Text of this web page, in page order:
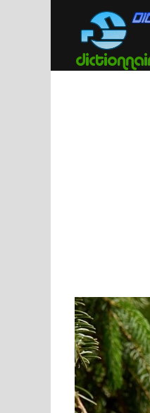
contenu